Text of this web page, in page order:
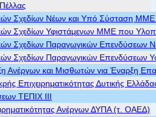
Σχεδίων Νέων και Υπό Σύσταση ΜΜΕ
Σχεδίων Υφιστάμενων ΜΜΕ που
Σχεδίων Παραγωγικών Επενδύσεων
Σχεδίων Παραγωγικών Επενδύσεων
Ανέργων και Μισθωτών για Έναρξη
Επιχειρηματικότητας Δυτικής
ΤΕΠΙΧ ΙΙΙ
Ανέργων ΔΥΠΑ (τ. ΟΑΕΔ)